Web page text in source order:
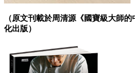
（原文刊載於周清源《國寶級大師
化出版）